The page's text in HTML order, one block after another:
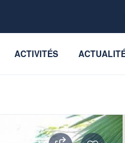
ACTIVITÉS